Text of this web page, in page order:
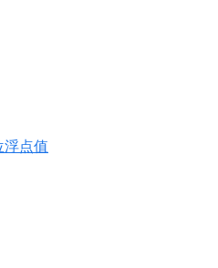
浮点值